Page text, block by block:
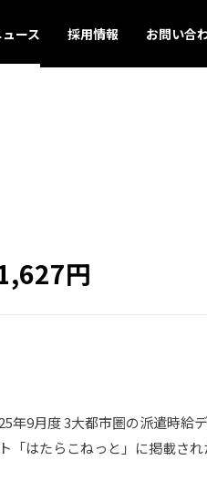
ース 採用情報 お問い合
円
年9月度 3大都市圏の派遣時給
「はたらこねっと」に掲載さ